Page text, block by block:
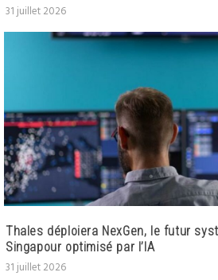
31 juillet 2026
Thales déploiera NexGen, le futur
Singapour optimisé par l’IA
31 juillet 2026